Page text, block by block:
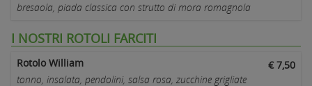
bresaola, piada classica con strutto di mora romagnola
I NOSTRI ROTOLI FARCITI
Rotolo William
€ 7,50
tonno, insalata, pendolini, salsa rosa, zucchine grigliate